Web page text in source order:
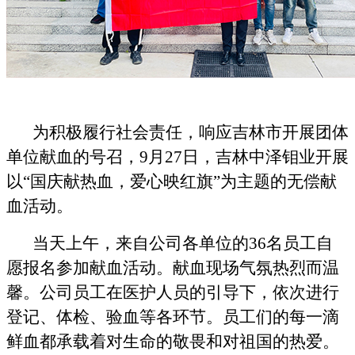
为积极履行社会责任，响应吉林市开展团体
单位献血的号召，9月27日，吉林中泽钼业开展
以“国庆献热血，爱心映红旗”为主题的无偿献
血活动。
当天上午，来自公司各单位的36名员工自
愿报名参加献血活动。献血现场气氛热烈而温
馨。公司员工在医护人员的引导下，依次进行
登记、体检、验血等各环节。员工们的每一滴
鲜血都承载着对生命的敬畏和对祖国的热爱。